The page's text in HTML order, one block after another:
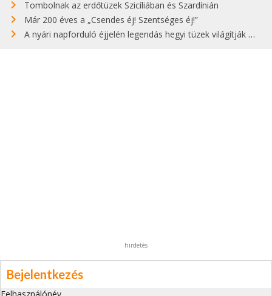
Tombolnak az erdőtüzek Szicíliában és Szardínián
Már 200 éves a „Csendes éj! Szentséges éj!”
A nyári napforduló éjjelén legendás hegyi tüzek világítják meg Zugspitzét
hirdetés
Bejelentkezés